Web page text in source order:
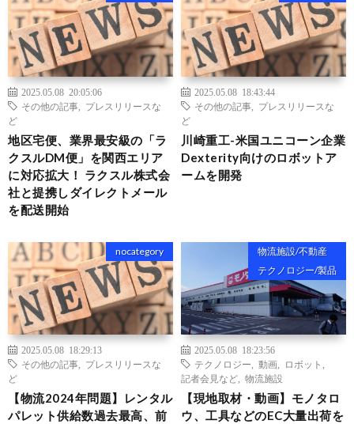
2025.05.08 20:05:06
その他の記事
プレスリリースな
ど
地区宅便、業界最安級の「ラ
クスルDM便」を関西エリア
に対応拡大！ ラクスル株式会
社と提携しダイレクトメール
を配送開始
2025.05.08 18:43:44
その他の記事
プレスリリースな
ど
川崎重工-米国ユニコーン企業
Dexterity向けのロボットア
ームを開発
nocategory
2025.05.08 18:29:13
その他の記事
プレスリリースな
ど
【物流2024年問題】レンタル
パレット供給数過去最高、前
物流施設/不動産
テクノロジー/製品
2025.05.08 18:23:56
テクノロジー
動画 ロボット
記者会見など
物流施設
【現地取材・動画】モノタロ
ウ、工具などのEC大量出荷を